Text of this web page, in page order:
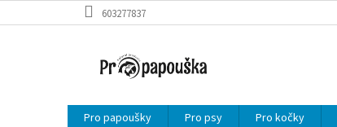
na
603277837
Pro papoušky Pro psy Pro kočky